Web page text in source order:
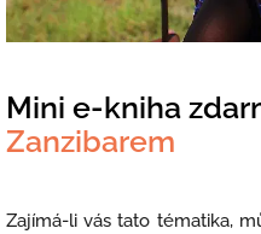
Mini e-kniha
Zanzibarem
Zajímá-li vás tato tématika,